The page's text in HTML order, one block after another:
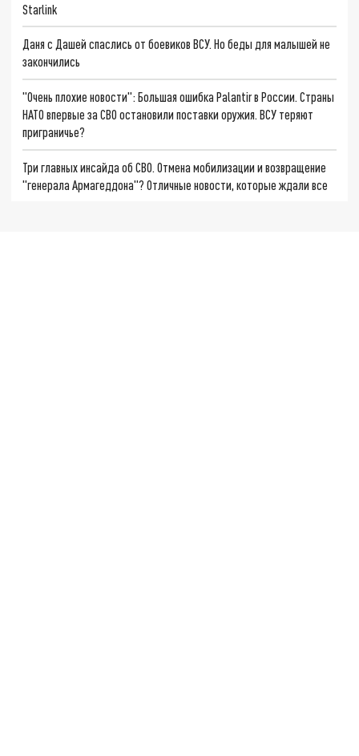
Starlink
Даня с Дашей спаслись от боевиков ВСУ. Но беды для малышей не
закончились
"Очень плохие новости": Большая ошибка Palantir в России. Страны
НАТО впервые за СВО остановили поставки оружия. ВСУ теряют
приграничье?
Три главных инсайда об СВО. Отмена мобилизации и возвращение
"генерала Армагеддона"? Отличные новости, которые ждали все